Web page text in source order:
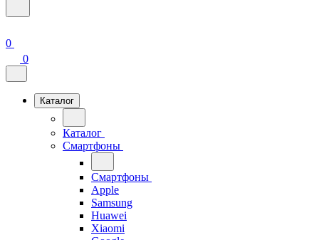
0
0
Каталог
Каталог
Смартфоны
Смартфоны
Apple
Samsung
Huawei
Xiaomi